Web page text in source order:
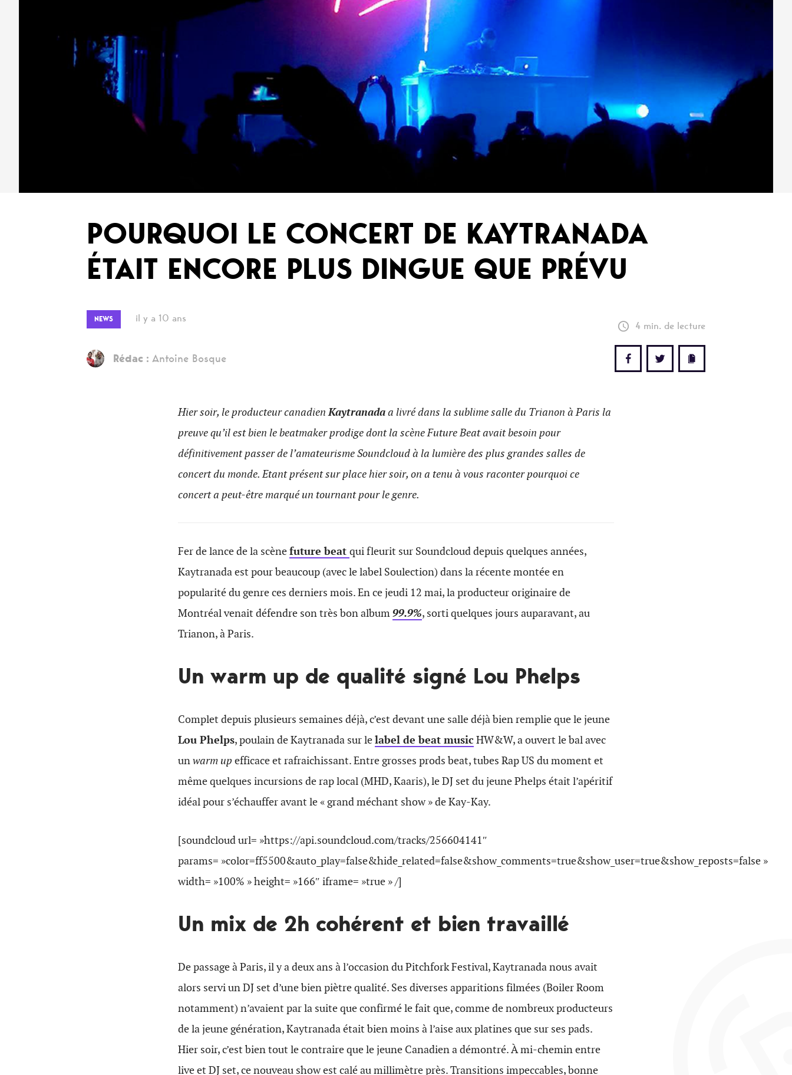
POURQUOI LE CONCERT DE KAYTRANADA
ÉTAIT ENCORE PLUS DINGUE QUE PRÉVU
NEWS il y a 10 ans
4 min. de lecture
Rédac : Antoine Bosque
Hier soir, le producteur canadienKaytranadaa livré dans la sublime salle du Trianon à Paris la
preuve qu’il est bien le beatmaker prodige dont la scène Future Beat avait besoin pour
définitivement passer de l’amateurisme Soundcloud à la lumière des plus grandes salles de
concert du monde. Etant présent sur place hier soir, on a tenu à vous raconter pourquoi ce
concert a peut-être marqué un tournant pour le genre.
Fer de lance de la scènefuture beat qui fleurit sur Soundcloud depuis quelques années,
Kaytranada est pour beaucoup (avec le label Soulection) dans la récente montée en
popularité du genre ces derniers mois. En ce jeudi 12 mai, la producteur originaire de
Montréal venait défendre son très bon album99.9%, sorti quelques jours auparavant, au
Trianon, à Paris.
Un warm up de qualité signé Lou Phelps
Complet depuis plusieurs semaines déjà, c’est devant une salle déjà bien remplie que le jeune
Lou Phelps, poulain de Kaytranada sur lelabel de beat music HW&W, a ouvert le bal avec
unwarm upefficace et rafraichissant. Entre grosses prods beat, tubes Rap US du moment et
même quelques incursions de rap local (MHD, Kaaris), le DJ set du jeune Phelps était l’apéritif
idéal pour s’échauffer avant le « grand méchant show » de Kay-Kay.
[soundcloud url= »https://api.soundcloud.com/tracks/256604141″
params= »color=ff5500&auto_play=false&hide_related=false&show_comments=true&show_user=true&show_reposts=false »
width= »100% » height= »166″ iframe= »true » /]
Un mix de 2h cohérent et bien travaillé
De passage à Paris, il y a deux ans à l’occasion du Pitchfork Festival, Kaytranada nous avait
alors servi un DJ set d’une bien piètre qualité. Ses diverses apparitions filmées (Boiler Room
notamment) n’avaient par la suite que confirmé le fait que, comme de nombreux producteurs
de la jeune génération, Kaytranada était bien moins à l’aise aux platines que sur ses pads.
Hier soir, c’est bien tout le contraire que le jeune Canadien a démontré. À mi-chemin entre
live et DJ set, ce nouveau show est calé au millimètre près. Transitions impeccables, bonne